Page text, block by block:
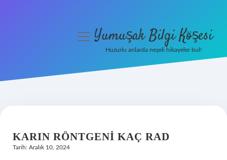
Hakkımızda
menüyüYumuşak Bilgi Köşesi
Huzurlu anlarda neşeli hikayeler bul!
KARIN RÖNTGENI KAÇ RAD
Tarih: Aralık 10, 2024